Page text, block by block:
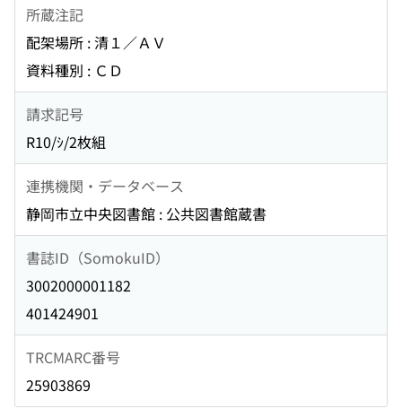
所蔵注記
配架場所 : 清１／ＡＶ
資料種別 : ＣＤ
請求記号
R10/ｼ/2枚組
連携機関・データベース
静岡市立中央図書館 : 公共図書館蔵書
書誌ID（SomokuID）
3002000001182
401424901
TRCMARC番号
25903869